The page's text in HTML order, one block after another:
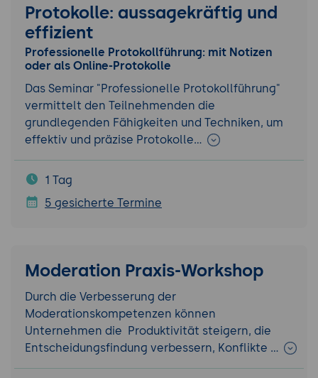
Protokolle: aussagekräftig und
effizient
Professionelle Protokollführung: mit Notizen
oder als Online-Protokolle
Das Seminar "Professionelle Protokollführung"
vermittelt den Teilnehmenden die
grundlegenden Fähigkeiten und Techniken, um
effektiv und präzise Protokolle…
1 Tag
5 gesicherte Termine
Moderation Praxis-Workshop
Durch die Verbesserung der
Moderationskompetenzen können
Unternehmen die Produktivität steigern, die
Entscheidungsfindung verbessern, Konflikte …